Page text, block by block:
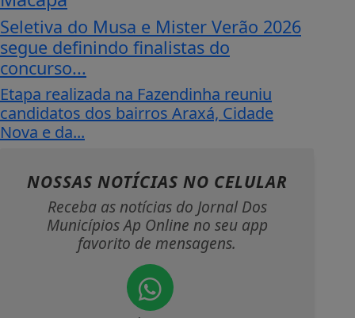
Seletiva do Musa e Mister Verão 2026
segue definindo finalistas do
concurso...
Etapa realizada na Fazendinha reuniu
candidatos dos bairros Araxá, Cidade
Nova e da...
NOSSAS NOTÍCIAS NO CELULAR
Receba as notícias do Jornal Dos
Municípios Ap Online no seu app
favorito de mensagens.